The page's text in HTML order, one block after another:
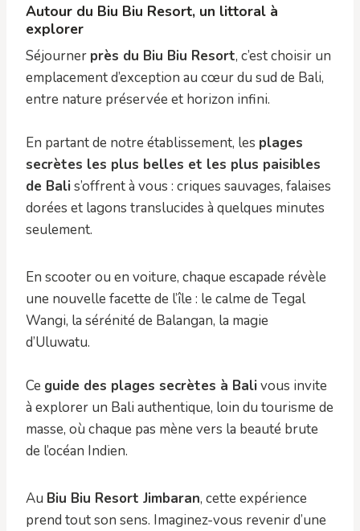
Autour du Biu Biu Resort, un littoral à
explorer
Séjourner près du Biu Biu Resort, c’est choisir un
emplacement d’exception au cœur du sud de Bali,
entre nature préservée et horizon infini.
En partant de notre établissement, les plages
secrètes les plus belles et les plus paisibles
de Balis’offrent à vous : criques sauvages, falaises
dorées et lagons translucides à quelques minutes
seulement.
En scooter ou en voiture, chaque escapade révèle
une nouvelle facette de l’île : le calme de Tegal
Wangi, la sérénité de Balangan, la magie
d’Uluwatu.
Ce guide des plages secrètes à Balivous invite
à explorer un Bali authentique, loin du tourisme de
masse, où chaque pas mène vers la beauté brute
de l’océan Indien.
Au Biu Biu Resort Jimbaran, cette expérience
prend tout son sens. Imaginez-vous revenir d’une